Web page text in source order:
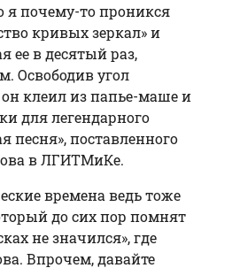
я почему-то проникся
кривых зеркал» и
ее в десятый раз,
Освободив угол
он клеил из папье-маше и
для легендарного
песня», поставленного
в ЛГИТМиКе.
времена ведь тоже
до сих пор помнят
не значился», где
Впрочем, давайте